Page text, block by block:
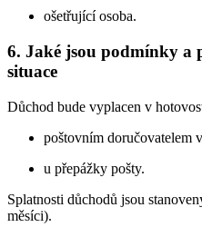
ošetřující osoba.
6. Jaké jsou podmínky a
situace
Důchod bude vyplacen v
poštovním doručovatelem
u přepážky pošty.
Splatnosti důchodů jsou
měsíci).